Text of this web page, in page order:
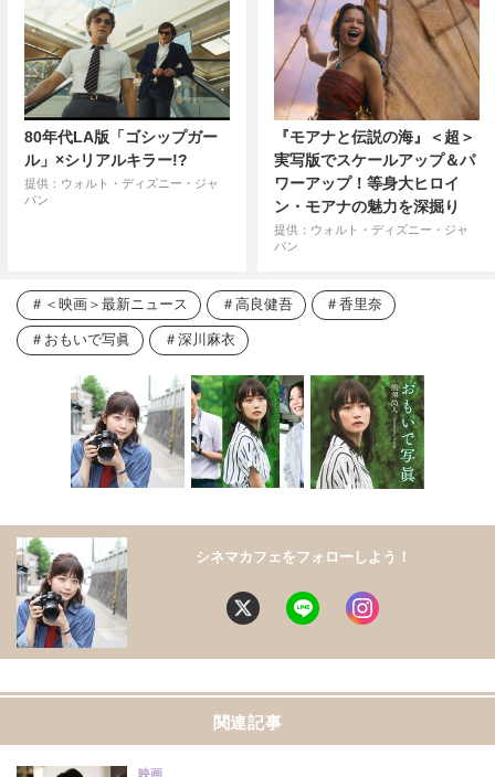
80年代LA版「ゴシップガー
ル」×シリアルキラー!?
提供：ウォルト・ディズニー・ジャ
パン
『モアナと伝説の海』＜超＞
実写版でスケールアップ＆パ
ワーアップ！等身大ヒロイ
ン・モアナの魅力を深掘り
提供：ウォルト・ディズニー・ジャ
パン
＜映画＞最新ニュース 高良健吾 香里奈
おもいで写眞 深川麻衣
シネマカフェをフォローしよう！
関連記事
映画